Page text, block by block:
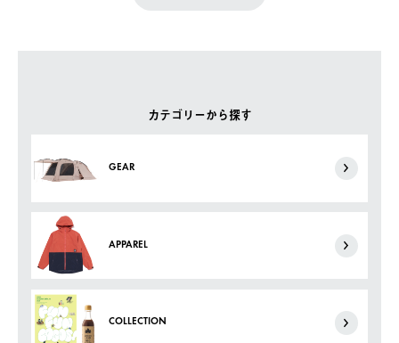
カテゴリーから探す
GEAR
APPAREL
COLLECTION